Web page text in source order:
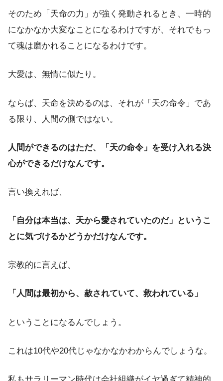
そのため「天命の力」が強く発動されるとき、一時的
になかなか大変なことになるわけですが、それでもっ
て魂は磨かれることになるわけです。
大愛は、無情に似たり。
ならば、天命を決めるのは、それが「天の命令」であ
る限り、人間の側ではない。
人間ができるのはただ、「天の命令」を受け入れる決
心ができるだけなんです。
言い換えれば、
「自分は本当は、天から愛されていたのだ」というこ
とに気づけるかどうかだけなんです。
宗教的に言えば、
「人間は最初から、赦されていて、救われている」
ということになるんでしょう。
これは10代や20代じゃなかなかわからんでしょうな。